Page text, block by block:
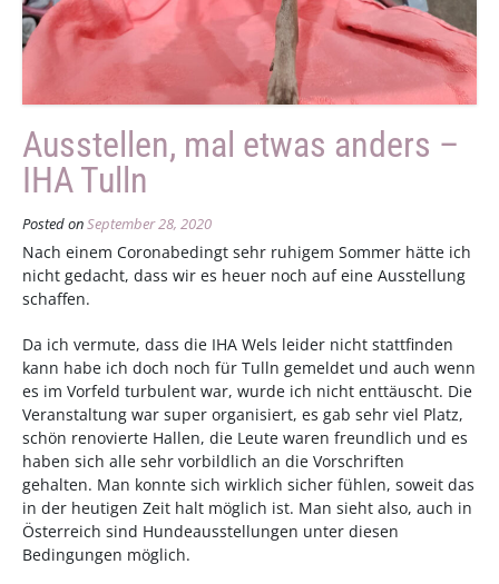
Ausstellen, mal etwas anders –
IHA Tulln
Posted onSeptember 28, 2020
Nach einem Coronabedingt sehr ruhigem Sommer hätte ich
nicht gedacht, dass wir es heuer noch auf eine Ausstellung
schaffen.
Da ich vermute, dass die IHA Wels leider nicht stattfinden
kann habe ich doch noch für Tulln gemeldet und auch wenn
es im Vorfeld turbulent war, wurde ich nicht enttäuscht. Die
Veranstaltung war super organisiert, es gab sehr viel Platz,
schön renovierte Hallen, die Leute waren freundlich und es
haben sich alle sehr vorbildlich an die Vorschriften
gehalten. Man konnte sich wirklich sicher fühlen, soweit das
in der heutigen Zeit halt möglich ist. Man sieht also, auch in
Österreich sind Hundeausstellungen unter diesen
Bedingungen möglich.